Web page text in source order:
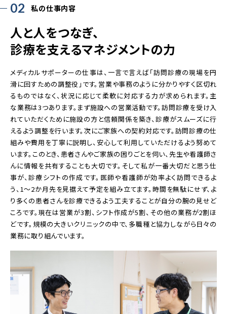
02 私の仕事内容
人と人をつなぎ、
診療を支えるマネジメントの力
メディカルサポーターの仕事は、一言で言えば「訪問診療の現場を円
滑に回すための調整役」です。営業や事務のように分かりやすく区切れ
るものではなく、状況に応じて柔軟に対応する力が求められます。主
な業務は3つあります。まず施設への営業活動です。訪問診療を受け入
れていただくために施設の方と信頼関係を築き、診療がスムーズに行
えるよう調整を行います。次にご家族への契約対応です。訪問診療の仕
組みや費用を丁寧に説明し、安心して利用していただけるよう努めて
います。このとき、患者さんやご家族の困りごとを伺い、先生や看護師さ
んに情報を共有することも大切です。そして私が一番大切だと思う仕
事が、診療シフトの作成です。医師や看護師が効率よく訪問できるよ
う、1〜2か月先を見据えて予定を組み立てます。時間を無駄にせず、よ
り多くの患者さんを診療できるよう工夫することが自分の腕の見せど
ころです。現在は営業が3割、シフト作成が5割、その他の業務が2割ほ
どです。規模の大きいクリニックの中で、多職種と協力しながら日々の
業務に取り組んでいます。